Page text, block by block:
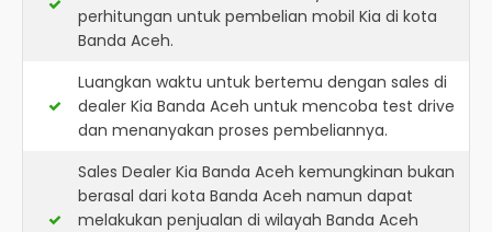
perhitungan untuk pembelian mobil Kia di kota
Banda Aceh.
Luangkan waktu untuk bertemu dengan sales di
dealer Kia Banda Aceh untuk mencoba test drive
dan menanyakan proses pembeliannya.
Sales Dealer Kia Banda Aceh kemungkinan bukan
berasal dari kota Banda Aceh namun dapat
melakukan penjualan di wilayah Banda Aceh